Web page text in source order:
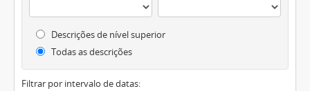
Descrições de nível superior
Todas as descrições
Filtrar por intervalo de datas: